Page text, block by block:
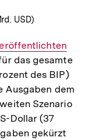
USD)
das gesamte
des BIP)
Ausgaben dem
Szenario
Dollar (37
gekürzt